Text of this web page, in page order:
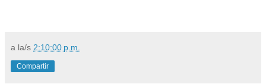
a la/s 2:10:00 p.m.
Compartir